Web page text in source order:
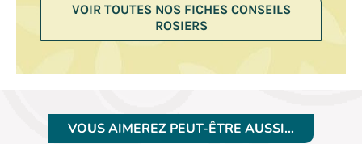
VOIR TOUTES NOS FICHES CONSEILS
ROSIERS
VOUS AIMEREZ PEUT-ÊTRE AUSSI…